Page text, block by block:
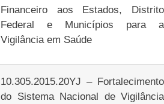
Financeiro aos Estados, Distrito
Federal e Municípios para a
Vigilância em Saúde
10.305.2015.20YJ – Fortalecimento
do Sistema Nacional de Vigilância